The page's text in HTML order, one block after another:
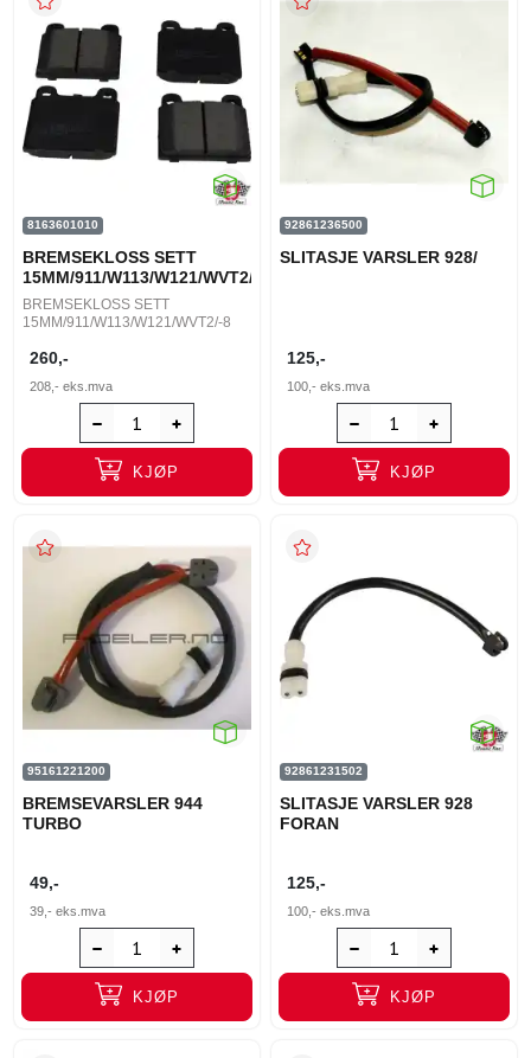
8163601010
BREMSEKLOSS SETT
15MM/911/W113/W121/WVT2/-8
BREMSEKLOSS SETT
15MM/911/W113/W121/WVT2/-8
260,-
208,- eks.mva
KJØP
92861236500
SLITASJE VARSLER 928/
125,-
100,- eks.mva
KJØP
95161221200
BREMSEVARSLER 944
TURBO
49,-
39,- eks.mva
KJØP
92861231502
SLITASJE VARSLER 928
FORAN
125,-
100,- eks.mva
KJØP